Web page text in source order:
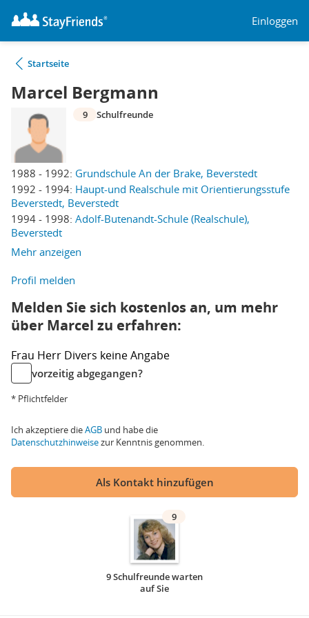
Einloggen
Startseite
Marcel Bergmann
1988 - 1992: Grundschule An der Brake, Beverstedt
1992 - 1994: Haupt-und Realschule mit Orientierungsstufe
Beverstedt, Beverstedt
1994 - 1998: Adolf-Butenandt-Schule (Realschule),
Beverstedt
Mehr anzeigen
9 Schulfreunde
Profil melden
Melden Sie sich kostenlos an, um mehr
über Marcel zu erfahren:
Frau Herr Divers keine Angabe
vorzeitig abgegangen?
* Pflichtfelder
Ich akzeptiere dieAGB und habe die
Datenschutzhinweisezur Kenntnis genommen.
Als Kontakt hinzufügen
9
9 Schulfreunde warten
auf Sie